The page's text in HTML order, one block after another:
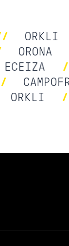
ORKLI
// ORONA
ECEIZA
ORKLI